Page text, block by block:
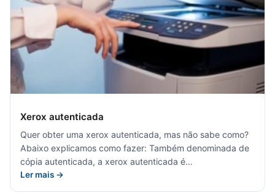
Xerox autenticada
Quer obter uma xerox autenticada, mas não sabe como?
Abaixo explicamos como fazer: Também denominada de
cópia autenticada, a xerox autenticada é…
Ler mais →